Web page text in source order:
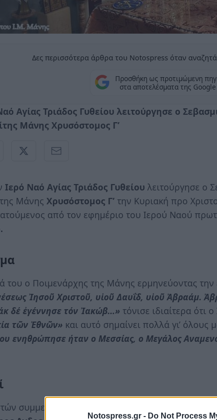
Notospress.gr - Do Not Process
Δες περισσότερα άρθρα του Notospress όταν
Προσθήκη ως προτιμώμενη
στα αποτελέσματα της Google
Αγίας Τριάδος Γυθείου λειτούργησε ο
Μάνης Χρυσόστομος Γ’
Ιερό Ναό Αγίας Τριάδος Γυθείου λειτούργησε ο
Μάνης Χρυσόστομος Γ’ την Κυριακή προ
από τον εφημέριο του Ιερού Ναού
του ο Ποιμενάρχης της Μάνης ερμηνεύοντας την
Ἰησοῦ Χριστοῦ, υἱοῦ Δαυΐδ, υἱοῦ Ἀβραάμ.
δέ ἐγέννησε τόν Ἰακώβ…» τόνισε ιδιαίτερα ότι ο
τῶν Ἐθνῶν» και αυτό σημαίνει πολλά γι’ όλους
ενηθρώπησε ήταν ο Μεσσίας, ο Μεγάλος
συμμετείχε στην Θεία Λειτουργία, μεταξύ